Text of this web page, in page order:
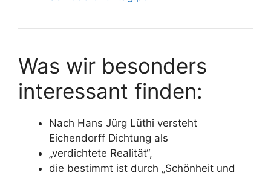
Was wir besonders
interessant finden:
Nach Hans Jürg Lüthi versteht
Eichendorff Dichtung als
„verdichtete Realität“,
die bestimmt ist durch „Schönheit und